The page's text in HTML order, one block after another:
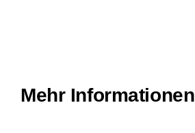
Mehr Informationen